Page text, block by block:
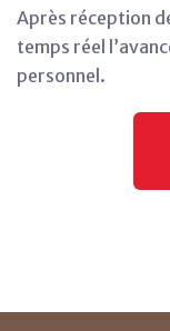
Après réception
temps réel
personnel.